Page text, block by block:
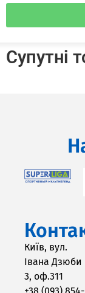
Супутні
Київ, вул.
Івана Дзюби
3, оф.311